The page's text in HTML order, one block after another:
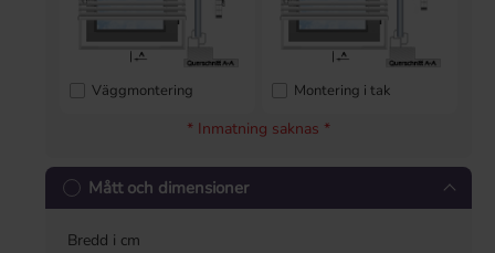
Väggmontering Montering i tak
* Inmatning saknas *
Mått och dimensioner
Bredd i cm